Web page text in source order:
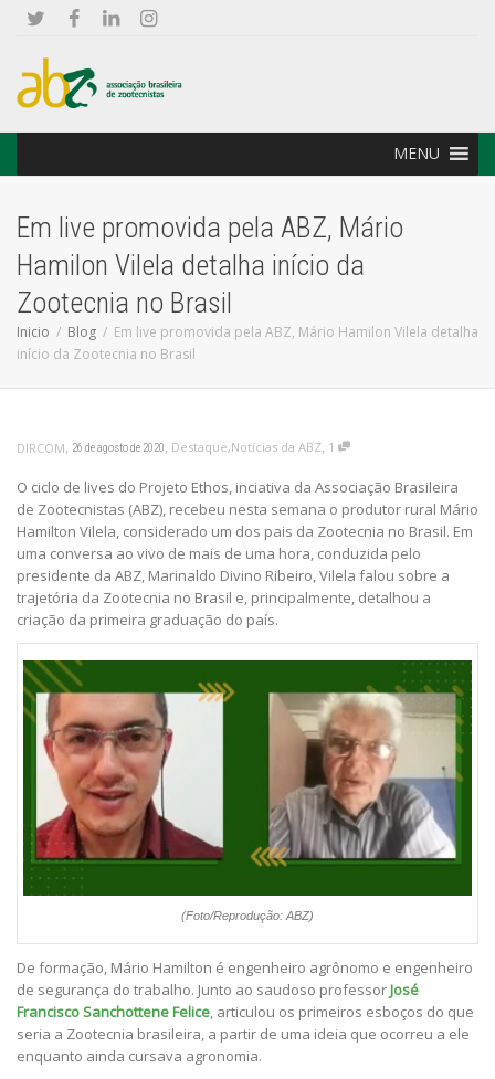
MENU
Em live promovida pela ABZ, Mário
Hamilon Vilela detalha início da
Zootecnia no Brasil
Inicio Blog
Em live promovida pela ABZ, Mário Hamilon Vilela detalha
início da Zootecnia no Brasil
DIRCOM, 26 de agosto de 2020, Destaque,Notícias da ABZ, 1
O ciclo de lives do Projeto Ethos, inciativa da Associação Brasileira
de Zootecnistas (ABZ), recebeu nesta semana o produtor rural Mário
Hamilton Vilela, considerado um dos pais da Zootecnia no Brasil. Em
uma conversa ao vivo de mais de uma hora, conduzida pelo
presidente da ABZ, Marinaldo Divino Ribeiro, Vilela falou sobre a
trajetória da Zootecnia no Brasil e, principalmente, detalhou a
criação da primeira graduação do país.
(Foto/Reprodução: ABZ)
De formação, Mário Hamilton é engenheiro agrônomo e engenheiro
de segurança do trabalho. Junto ao saudoso professorJosé
Francisco Sanchottene Felice, articulou os primeiros esboços do que
seria a Zootecnia brasileira, a partir de uma ideia que ocorreu a ele
enquanto ainda cursava agronomia.